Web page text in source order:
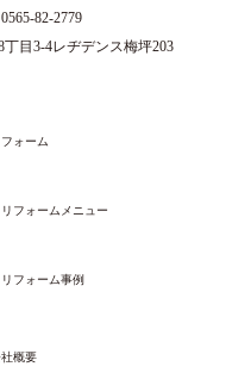
82-2779
目3-4レヂデンス梅坪203
フォーム
リフォームメニュー
リフォーム事例
概要